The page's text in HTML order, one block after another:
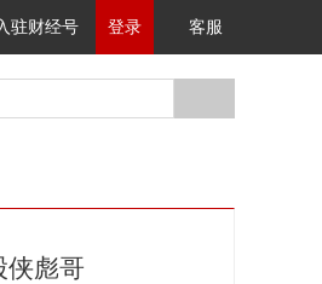
驻财经号 登录 客服
侠彪哥